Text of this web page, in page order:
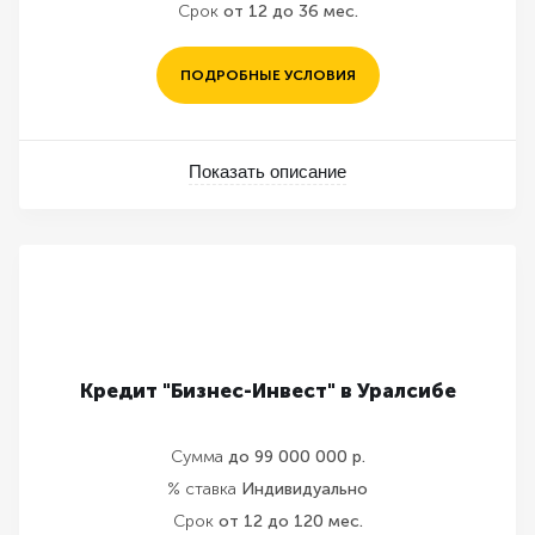
Срок от 12 до 36 мес.
ПОДРОБНЫЕ УСЛОВИЯ
Показать описание
Кредит "Бизнес-Инвест" в Уралсибе
Сумма до 99 000 000 р.
% ставка Индивидуально
Срок от 12 до 120 мес.